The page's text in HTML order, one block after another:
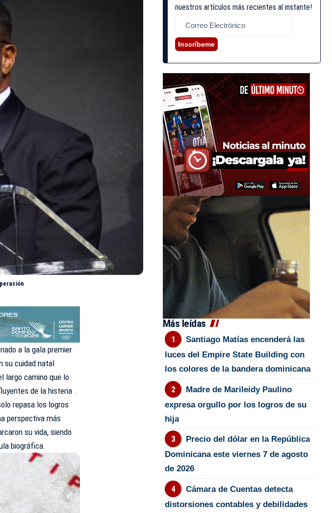
a la gala premier
su cuidad natal
largo camino que lo
de la histeria .
repasa los logros
perspectiva más
su vida, siendo
biográfica.
nuestros artículos más recientes al instante!
Inscríbeme
Más leídas
Santiago Matías encenderá las
luces del Empire State Building con
los colores de la bandera dominicana
Madre de Marileidy Paulino
expresa orgullo por los logros de su
hija
Precio del dólar en la República
Dominicana este viernes 7 de agosto
de 2026
Cámara de Cuentas detecta
distorsiones contables y debilidades